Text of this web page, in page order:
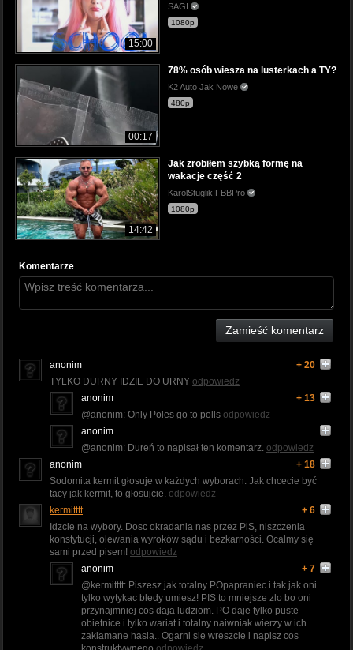
15:00
SAGI
1080p
00:17
78% osób wiesza na lusterkach a TY?
K2 Auto Jak Nowe
480p
14:42
Jak zrobiłem szybką formę na
wakacje część 2
KarolStuglikIFBBPro
1080p
Komentarze
Zamieść komentarz
anonim
+ 20
TYLKO DURNY IDZIE DO URNY odpowiedz
anonim
+ 13
@anonim: Only Poles go to polls odpowiedz
anonim
@anonim: Dureń to napisał ten komentarz. odpowiedz
anonim
+ 18
Sodomita kermit głosuje w każdych wyborach. Jak chcecie być
tacy jak kermit, to głosujcie. odpowiedz
kermitttt
+ 6
Idzcie na wybory. Dosc okradania nas przez PiS, niszczenia
konstytucji, olewania wyroków sądu i bezkarności. Ocalmy się
sami przed pisem! odpowiedz
anonim
+ 7
@kermitttt: Piszesz jak totalny POpapraniec i tak jak oni
tylko wytykac bledy umiesz! PIS to mniejsze zlo bo oni
przynajmniej cos daja ludziom. PO daje tylko puste
obietnice i tylko wariat i totalny naiwniak wierzy w ich
zaklamane hasla.. Ogarni sie wreszcie i napisz cos